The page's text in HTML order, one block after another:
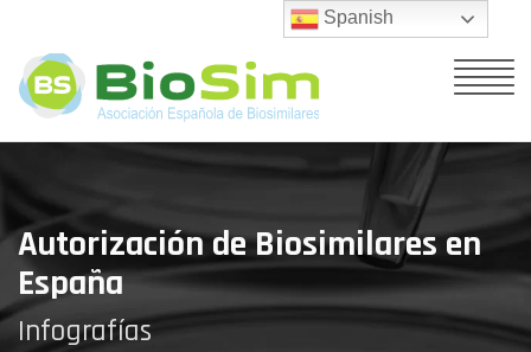
Autorización de Biosimilares en
España
Infografías
Spanish